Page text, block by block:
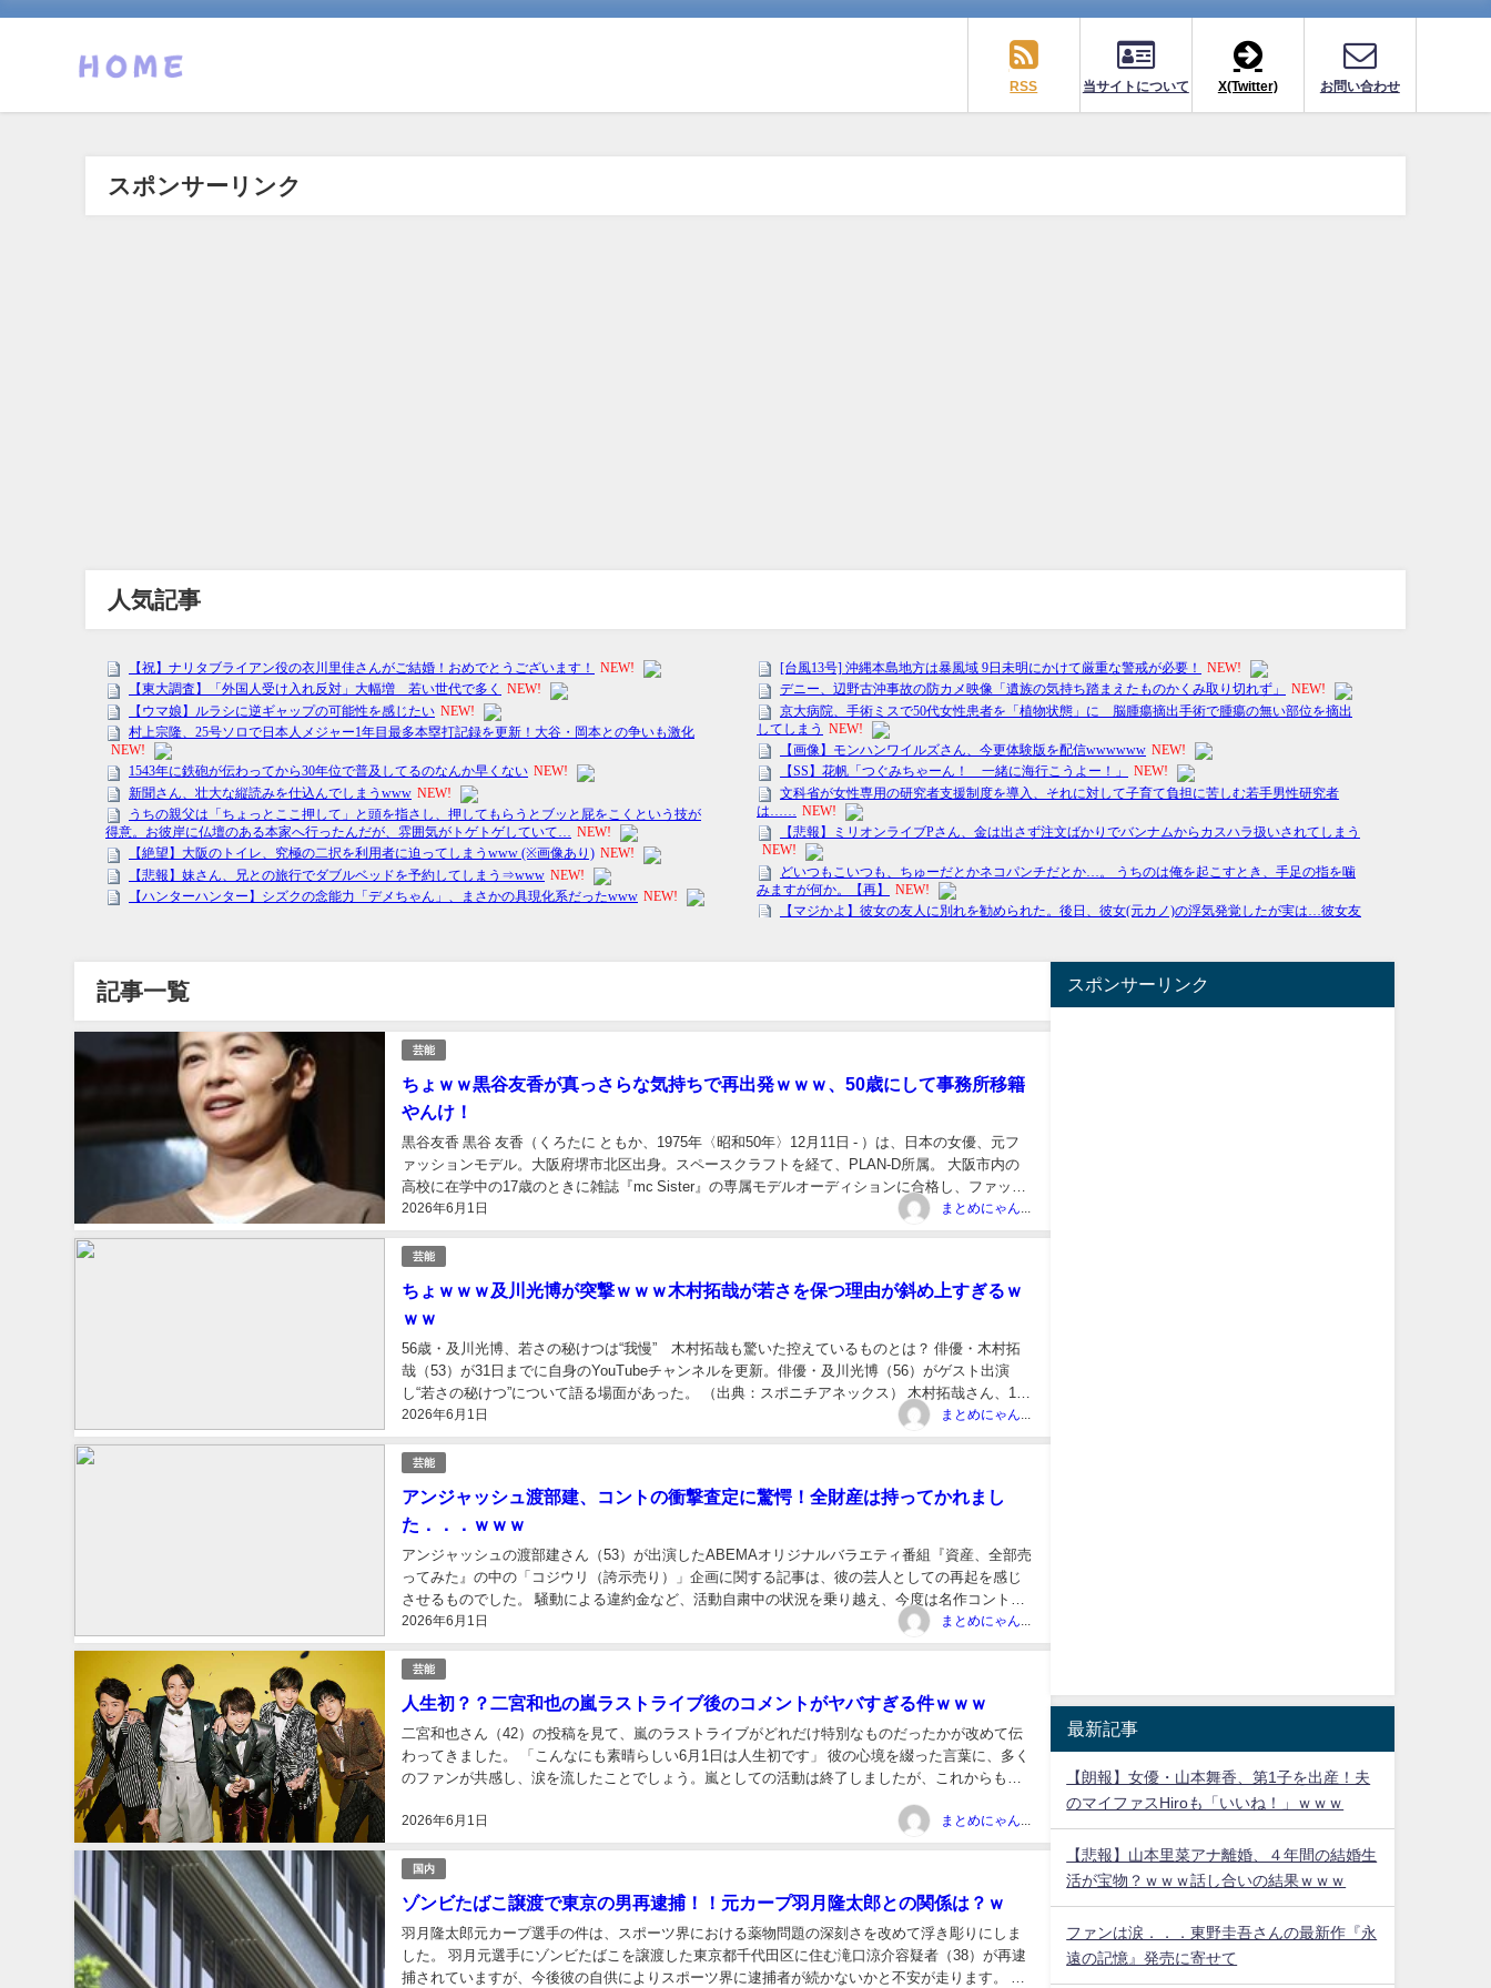
RSS 当サイトについて X(Twitter) お問い合わせ
スポンサーリンク
人気記事
記事一覧
芸能
ちょｗｗ黒谷友香が真っさらな気持ちで再出発ｗｗｗ、50歳にして事務所移籍
やんけ！
2026年6月1日
黒谷友香 黒谷 友香（くろたに ともか、1975年〈昭和50年〉12月11日 - ）は、日本の女優、元フ
ァッションモデル。大阪府堺市北区出身。スペースクラフトを経て、PLAN-D所属。 大阪市内の
高校に在学中の17歳のときに雑誌『mc Sister』の専属モデルオーディションに合格し、ファッシ
ョンモデルとして活動を開始...
芸能
ちょｗｗｗ及川光博が突撃ｗｗｗ木村拓哉が若さを保つ理由が斜め上すぎるｗ
ｗｗ
2026年6月1日
56歳・及川光博、若さの秘けつは“我慢” 木村拓哉も驚いた控えているものとは？ 俳優・木村拓
哉（53）が31日までに自身のYouTubeチャンネルを更新。俳優・及川光博（56）がゲスト出演
し“若さの秘けつ”について語る場面があった。 （出典：スポニチアネックス） 木村拓哉さん、11
月に台北で単独公演 初の海外ツアー ...
芸能
アンジャッシュ渡部建、コントの衝撃査定に驚愕！全財産は持ってかれまし
た．．．ｗｗｗ
2026年6月1日
アンジャッシュの渡部建さん（53）が出演したABEMAオリジナルバラエティ番組『資産、全部売
ってみた』の中の「コジウリ（誇示売り）」企画に関する記事は、彼の芸人としての再起を感じ
させるものでした。 騒動による違約金など、活動自粛中の状況を乗り越え、今度は名作コントに
よる高額査定を受けたことで、渡部さんが再び脚光を浴び...
芸能
人生初？？二宮和也の嵐ラストライブ後のコメントがヤバすぎる件ｗｗｗ
2026年6月1日
二宮和也さん（42）の投稿を見て、嵐のラストライブがどれだけ特別なものだったかが改めて伝
わってきました。 「こんなにも素晴らしい6月1日は人生初です」 彼の心境を綴った言葉に、多く
のファンが共感し、涙を流したことでしょう。嵐としての活動は終了しましたが、これからもそ
国内
ゾンビたばこ譲渡で東京の男再逮捕！！元カープ羽月隆太郎との関係は？ｗ
羽月隆太郎元カープ選手の件は、スポーツ界における薬物問題の深刻さを改めて浮き彫りにしま
した。 羽月元選手にゾンビたばこを譲渡した東京都千代田区に住む滝口涼介容疑者（38）が再逮
捕されていますが、今後彼の自供によりスポーツ界に逮捕者が続かないかと不安が走ります。 特
スポンサーリンク
最新記事
【朗報】女優・山本舞香、第1子を出産！夫
のマイファスHiroも「いいね！」ｗｗｗ
【悲報】山本里菜アナ離婚、４年間の結婚生
活が宝物？ｗｗｗ話し合いの結果ｗｗｗ
ファンは涙．．．東野圭吾さんの最新作『永
遠の記憶』発売に寄せて